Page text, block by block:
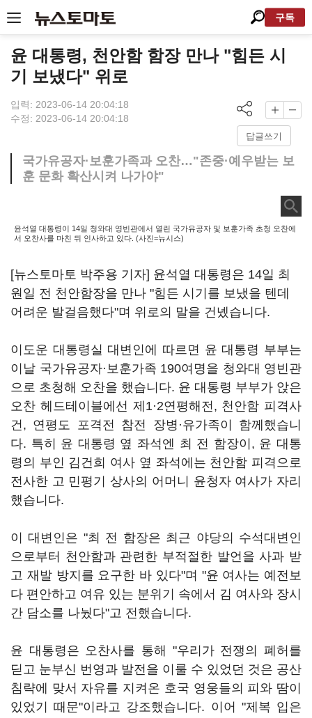
구독
윤 대통령, 천안함 함장 만나 "힘든 시
기 보냈다" 위로
입력: 2023-06-14 20:04:18
수정: 2023-06-14 20:04:18
답글쓰기
국가유공자·보훈가족과 오찬…"존중·예우받는 보
훈 문화 확산시켜 나가야"
윤석열 대통령이 14일 청와대 영빈관에서 열린 국가유공자 및 보훈가족 초청 오찬에
서 오찬사를 마친 뒤 인사하고 있다. (사진=뉴시스)
[뉴스토마토 박주용 기자] 윤석열 대통령은 14일 최
원일 전 천안함장을 만나 "힘든 시기를 보냈을 텐데
어려운 발걸음했다"며 위로의 말을 건넸습니다.
이도운 대통령실 대변인에 따르면 윤 대통령 부부는
이날 국가유공자·보훈가족 190여명을 청와대 영빈관
으로 초청해 오찬을 했습니다. 윤 대통령 부부가 앉은
오찬 헤드테이블에선 제1·2연평해전, 천안함 피격사
건, 연평도 포격전 참전 장병·유가족이 함께했습니
다. 특히 윤 대통령 옆 좌석엔 최 전 함장이, 윤 대통
령의 부인 김건희 여사 옆 좌석에는 천안함 피격으로
전사한 고 민평기 상사의 어머니 윤청자 여사가 자리
했습니다.
이 대변인은 "최 전 함장은 최근 야당의 수석대변인
으로부터 천안함과 관련한 부적절한 발언을 사과 받
고 재발 방지를 요구한 바 있다"며 "윤 여사는 예전보
다 편안하고 여유 있는 분위기 속에서 김 여사와 장시
간 담소를 나눴다"고 전했습니다.
윤 대통령은 오찬사를 통해 "우리가 전쟁의 폐허를
딛고 눈부신 번영과 발전을 이룰 수 있었던 것은 공산
침략에 맞서 자유를 지켜온 호국 영웅들의 피와 땀이
있었기 때문"이라고 강조했습니다. 이어 "제복 입은